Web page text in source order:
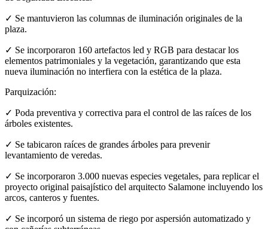
✓ Se mantuvieron las columnas de iluminación originales de la
plaza.
✓ Se incorporaron 160 artefactos led y RGB para destacar los
elementos patrimoniales y la vegetación, garantizando que esta
nueva iluminación no interfiera con la estética de la plaza.
Parquización:
✓ Poda preventiva y correctiva para el control de las raíces de los
árboles existentes.
✓ Se tabicaron raíces de grandes árboles para prevenir
levantamiento de veredas.
✓ Se incorporaron 3.000 nuevas especies vegetales, para replicar el
proyecto original paisajístico del arquitecto Salamone incluyendo los
arcos, canteros y fuentes.
✓ Se incorporó un sistema de riego por aspersión automatizado y